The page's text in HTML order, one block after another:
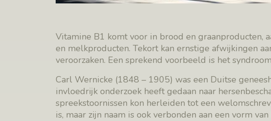
Vitamine B1 komt voor in brood en graanproducten,
en melkproducten. Tekort kan ernstige afwijkingen
veroorzaken. Een sprekend voorbeeld is het
Carl Wernicke (1848 – 1905) was een Duitse
invloedrijk onderzoek heeft gedaan naar
spreekstoornissen kon herleiden tot een
is, maar zijn naam is ook verbonden aan een vorm